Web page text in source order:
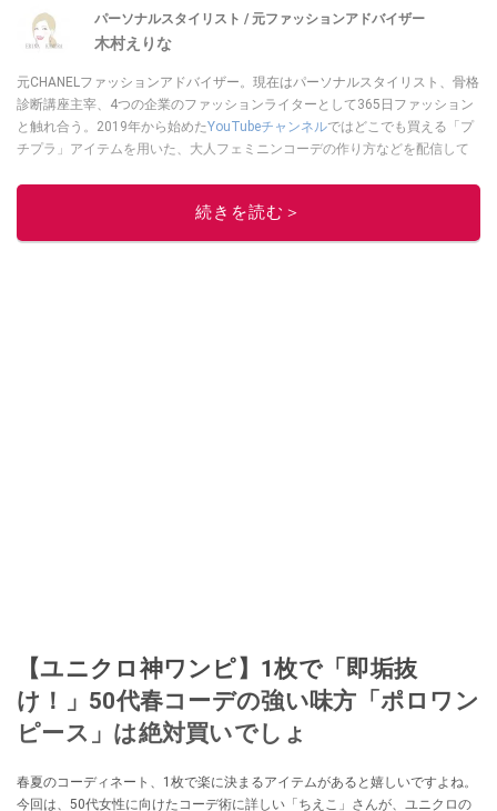
パーソナルスタイリスト / 元ファッションアドバイザー
木村えりな
元CHANELファッションアドバイザー。現在はパーソナルスタイリスト、骨格
診断講座主宰、4つの企業のファッションライターとして365日ファッション
と触れ合う。2019年から始めたYouTubeチャンネルではどこでも買える「プ
チプラ」アイテムを用いた、大人フェミニンコーデの作り方などを配信して
このイチオシストの他の記事を読む
続きを読む＞
【ユニクロ神ワンピ】1枚で「即垢抜
け！」50代春コーデの強い味方「ポロワン
ピース」は絶対買いでしょ
春夏のコーディネート、1枚で楽に決まるアイテムがあると嬉しいですよね。
今回は、50代女性に向けたコーデ術に詳しい「ちえこ」さんが、ユニクロの